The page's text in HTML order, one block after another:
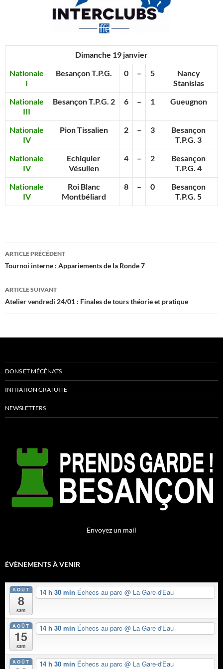
Dimanche 19 janvier
Nationale
I
Besançon T.P.G. 0 – 5
Nancy
Stanislas
Nationale
III
Besançon T.P.G. 2 6 – 1 Gueugnon
Nationale
IV
Pion Tissalien 2 – 3
Besançon
T.P.G. 3
Nationale
IV
Echiquier
Vésulien
4 – 2
Besançon
T.P.G. 4
Nationale
IV
Roi Blanc
Montbéliard
8 – 0
Besançon
T.P.G. 5
Navigation
des
articles
ARTICLE PRÉCÉDENT
Tournoi interne : Appariements de la Ronde 7
ARTICLE SUIVANT
Atelier vendredi 24/01 : Finales de tours théorie et pratique
DONS ET MÉCÉNATS
INITIATION GRATUITE
NEWSLETTERS
Envoyez un mail
ÉVÈNEMENTS À VENIR
AOÛT
8
sam
14 h 30 min Échecs au parc @ La Gare-d'Eau
AOÛT
15
sam
14 h 30 min Échecs au parc @ La Gare-d'Eau
AOÛT 14 h 30 min Échecs au parc @ La Gare-d'Eau